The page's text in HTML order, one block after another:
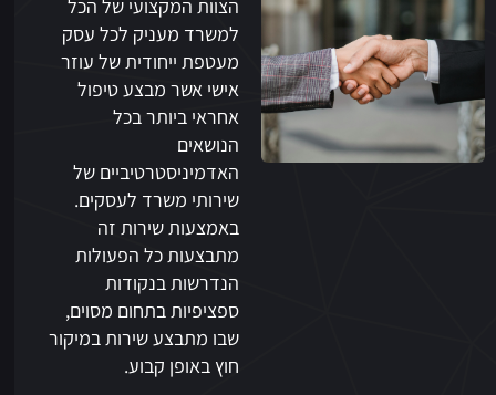
הצוות המקצועי של הכל
למשרד מעניק לכל עסק
מעטפת ייחודית של עוזר
אישי אשר מבצע טיפול
אחראי ביותר בכל
הנושאים
האדמיניסטרטיביים של
שירותי משרד לעסקים.
באמצעות שירות זה
מתבצעות כל הפעולות
הנדרשות בנקודות
ספציפיות בתחום מסוים,
שבו מתבצע שירות במיקור
חוץ באופן קבוע.